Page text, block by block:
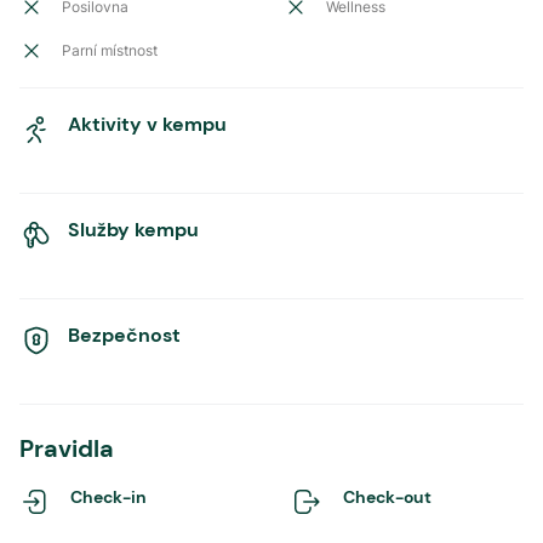
Posilovna Wellness
Parní místnost
Aktivity v kempu
Služby kempu
Bezpečnost
Pravidla
Check-in Check-out